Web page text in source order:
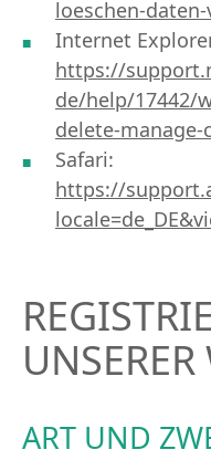
loeschen-
Internet
https://
de/help/17442/
delete-manage-
Safari:
https://
ART UND